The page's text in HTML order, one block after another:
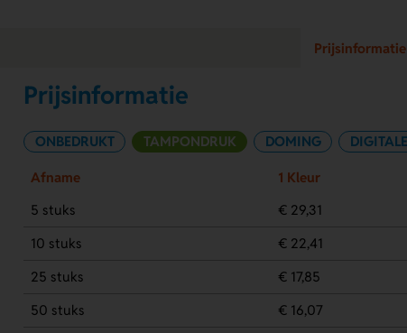
Prijsinformatie
Prijsinformatie
ONBEDRUKT TAMPONDRUK DOMING
Afname 1 Kleur
5 stuks
€ 29,31
10 stuks
€ 22,41
25 stuks
€ 17,85
50 stuks
€ 16,07